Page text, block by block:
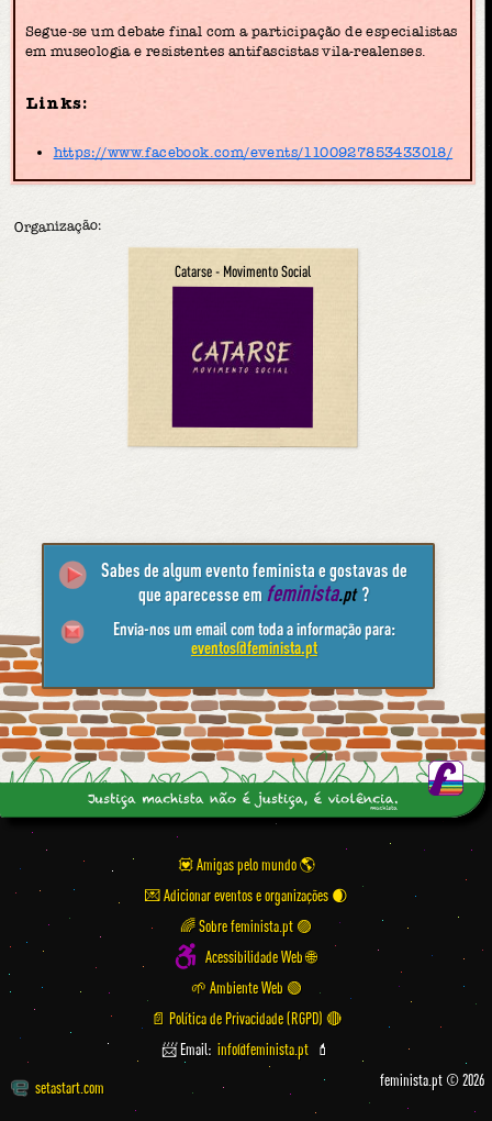
Segue-se um debate final com a participação de especialistas
em museologia e resistentes antifascistas vila-realenses.
Links:
https://www.facebook.com/events/1100927853433018/
Organização:
Catarse - Movimento Social
Sabes de algum evento feminista e gostavas de
que aparecesse em feminista.pt ?
Envia-nos um email com toda a informação para:
eventos@feminista.pt
💟 Amigas pelo mundo
💌 Adicionar eventos e organizações
🌈 Sobre feminista.pt 🟣
Acessibilidade Web 🌐
🌱 Ambiente Web 🟢
📄 Política de Privacidade (RGPD) 🔴
📨 Email: info@feminista.pt 💄
setastart.com feminista.pt © 2026